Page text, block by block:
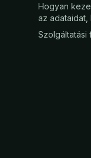
Hogyan
az
Szolgáltatási